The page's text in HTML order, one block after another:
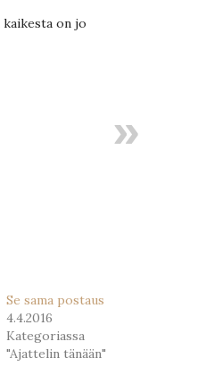
on jo
Se sama postaus
4.4.2016
Kategoriassa
"Ajattelin tänään"